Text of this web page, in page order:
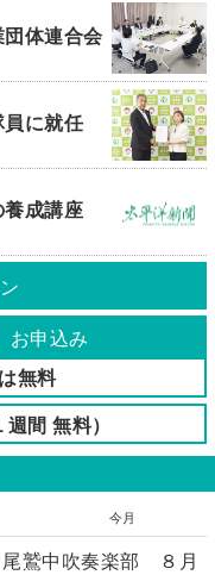
体連合会
員に就任
養成講座
お申込み
無料
間 無料）
今月
鷲中吹奏楽部 ８月